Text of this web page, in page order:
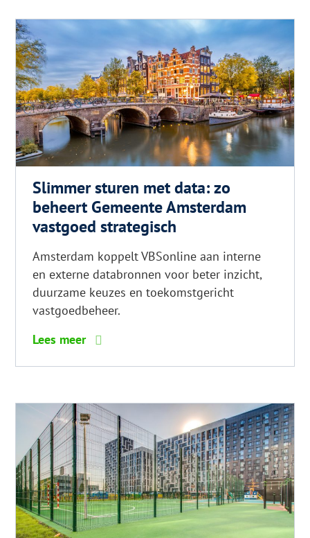
Slimmer sturen met data: zo
beheert Gemeente Amsterdam
vastgoed strategisch
Amsterdam koppelt VBSonline aan interne
en externe databronnen voor beter inzicht,
duurzame keuzes en toekomstgericht
vastgoedbeheer.
Lees meer 6
haar